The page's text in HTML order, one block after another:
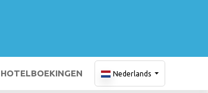
HOTELBOEKINGEN Nederlands